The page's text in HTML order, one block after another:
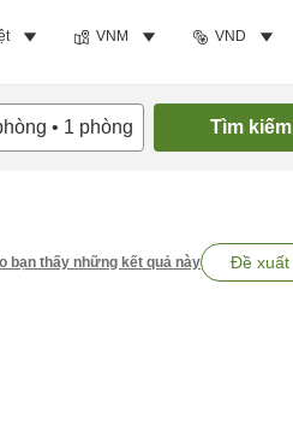
VNM VND
• 1 phòng Tìm kiếm
bạn thấy những kết quả này Đề xuất